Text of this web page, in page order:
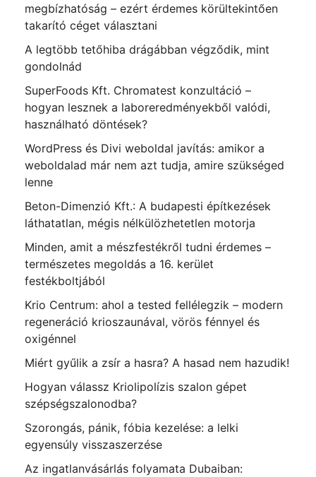
megbízhatóság – ezért érdemes körültekintően
takarító céget választani
A legtöbb tetőhiba drágábban végződik, mint
gondolnád
SuperFoods Kft. Chromatest konzultáció –
hogyan lesznek a laboreredményekből valódi,
használható döntések?
WordPress és Divi weboldal javítás: amikor a
weboldalad már nem azt tudja, amire szükséged
lenne
Beton-Dimenzió Kft.: A budapesti építkezések
láthatatlan, mégis nélkülözhetetlen motorja
Minden, amit a mészfestékről tudni érdemes –
természetes megoldás a 16. kerület
festékboltjából
Krio Centrum: ahol a tested fellélegzik – modern
regeneráció krioszaunával, vörös fénnyel és
oxigénnel
Miért gyűlik a zsír a hasra? A hasad nem hazudik!
Hogyan válassz Kriolipolízis szalon gépet
szépségszalonodba?
Szorongás, pánik, fóbia kezelése: a lelki
egyensúly visszaszerzése
Az ingatlanvásárlás folyamata Dubaiban: